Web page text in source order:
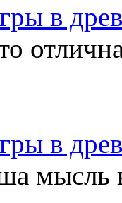
в
в
мысль